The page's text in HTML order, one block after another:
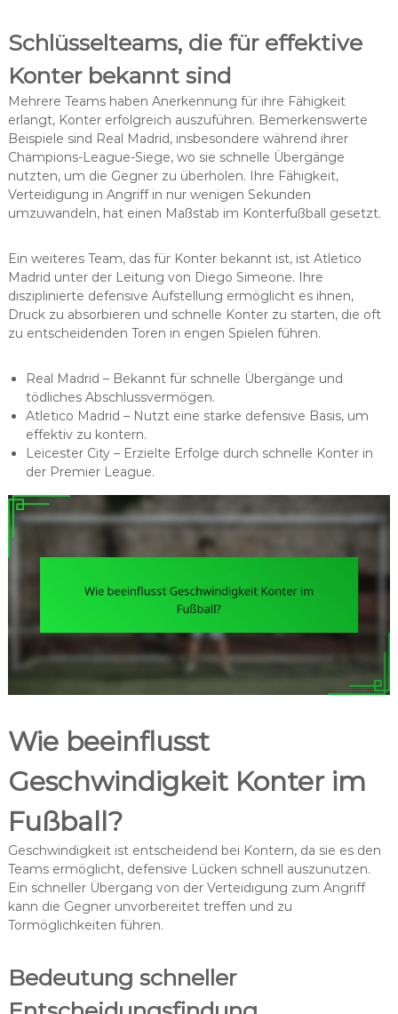
Schlüsselteams, die für effektive
Konter bekannt sind
Mehrere Teams haben Anerkennung für ihre Fähigkeit
erlangt, Konter erfolgreich auszuführen. Bemerkenswerte
Beispiele sind Real Madrid, insbesondere während ihrer
Champions-League-Siege, wo sie schnelle Übergänge
nutzten, um die Gegner zu überholen. Ihre Fähigkeit,
Verteidigung in Angriff in nur wenigen Sekunden
umzuwandeln, hat einen Maßstab im Konterfußball gesetzt.
Ein weiteres Team, das für Konter bekannt ist, ist Atletico
Madrid unter der Leitung von Diego Simeone. Ihre
disziplinierte defensive Aufstellung ermöglicht es ihnen,
Druck zu absorbieren und schnelle Konter zu starten, die oft
zu entscheidenden Toren in engen Spielen führen.
Real Madrid – Bekannt für schnelle Übergänge und
tödliches Abschlussvermögen.
Atletico Madrid – Nutzt eine starke defensive Basis, um
effektiv zu kontern.
Leicester City – Erzielte Erfolge durch schnelle Konter in
der Premier League.
Wie beeinflusst
Geschwindigkeit Konter im
Fußball?
Geschwindigkeit ist entscheidend bei Kontern, da sie es den
Teams ermöglicht, defensive Lücken schnell auszunutzen.
Ein schneller Übergang von der Verteidigung zum Angriff
kann die Gegner unvorbereitet treffen und zu
Tormöglichkeiten führen.
Bedeutung schneller